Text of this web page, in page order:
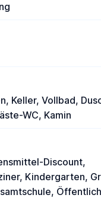
Keller, Vollbad,
WC, Kamin
Discount,
Kindergarten,